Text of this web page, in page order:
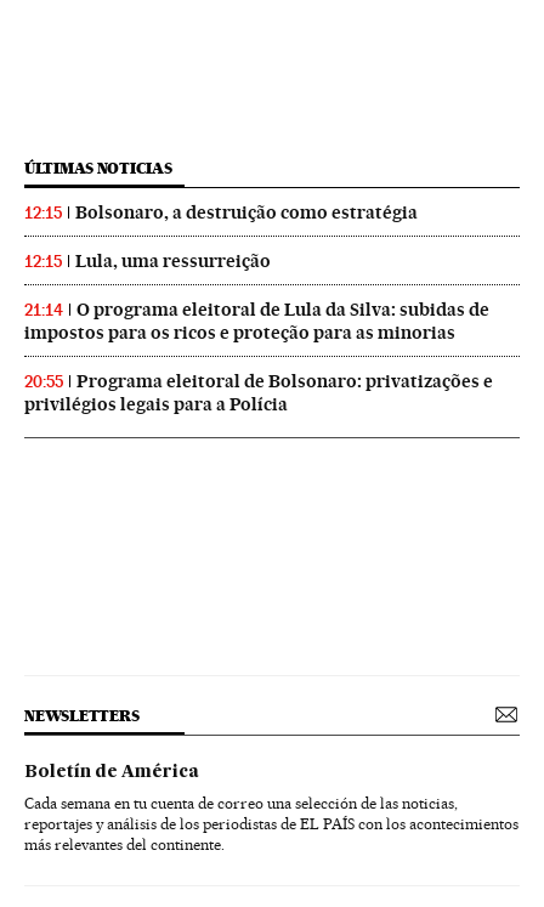
ÚLTIMAS NOTICIAS
12:15 Bolsonaro, a destruição como estratégia
12:15 Lula, uma ressurreição
21:14
O programa eleitoral de Lula da Silva: subidas de
impostos para os ricos e proteção para as minorias
20:55
Programa eleitoral de Bolsonaro: privatizações e
privilégios legais para a Polícia
NEWSLETTERS
Boletín de América
Cada semana en tu cuenta de correo una selección de las noticias,
reportajes y análisis de los periodistas de EL PAÍS con los acontecimientos
más relevantes del continente.